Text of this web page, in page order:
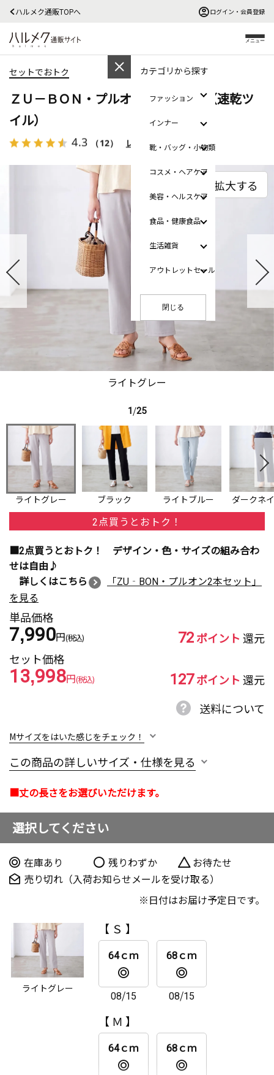
ハルメク通販TOPへ ログイン・会員登録
メニュー
カテゴリから探す
ファッション
インナー
靴・バッグ・小物類
コスメ・ヘアケア
美容・ヘルスケア
食品・健康食品
生活雑貨
アウトレットセール
閉じる
セットでおトク
ＺＵ－ＢＯＮ・プルオンストレート（速乾ツ
イル）
4.3 （12） レビューを見る
ライトグレー
拡大する
1/25
ライトグレー ブラック ライトブルー ダークネ
2点買うとおトク！
■2点買うとおトク！ デザイン・色・サイズの組み合わ
せは自由♪
詳しくはこちら
「ZU‐BON・プルオン2本セット」
を見る
単品価格
7,990円(税込) 72ポイント 還元
セット価格
13,998円(税込) 127ポイント 還元
送料について
Mサイズをはいた感じをチェック！
この商品の詳しいサイズ・仕様を見る
■丈の長さをお選びいただけます。
選択してください
在庫あり 残りわずか
お待たせ
売り切れ（入荷お知らせメールを受け取る）
日付はお届け予定日です。
ライトグレー
【 Ｓ 】
64ｃｍ
08/15
68ｃｍ
08/15
【 Ｍ 】
64ｃｍ 68ｃｍ